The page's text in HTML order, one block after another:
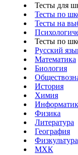
Тесты для
Тесты по
Тесты на
Тесты по
Русский
Математика
Биология
История
Химия
Физика
Литература
География
Физкультура
МХК